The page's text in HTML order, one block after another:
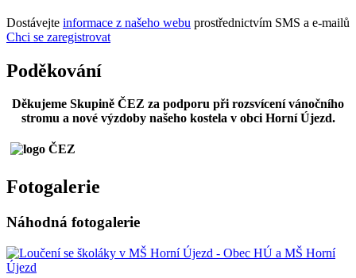
Dostávejte informace z našeho webu prostřednictvím SMS a e-mailů
Chci se zaregistrovat
Poděkování
Děkujeme Skupině ČEZ za podporu při rozsvícení vánočního
stromu a nové výzdoby našeho kostela v obci Horní Újezd.
Fotogalerie
Náhodná fotogalerie